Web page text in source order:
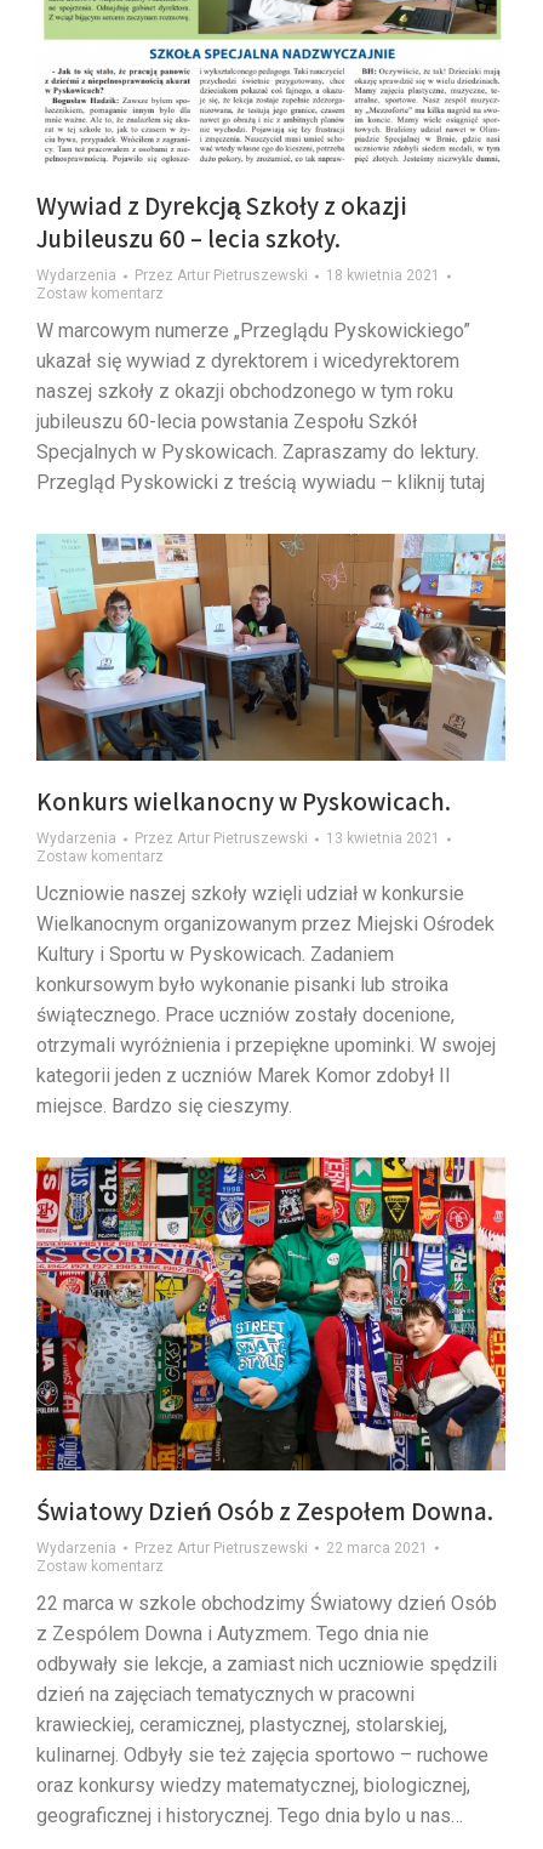
Wywiad z Dyrekcją Szkoły z okazji
Jubileuszu 60 – lecia szkoły.
Wydarzenia Przez Artur Pietruszewski
18 kwietnia 2021
Zostaw komentarz
W marcowym numerze „Przeglądu Pyskowickiego”
ukazał się wywiad z dyrektorem i wicedyrektorem
naszej szkoły z okazji obchodzonego w tym roku
jubileuszu 60-lecia powstania Zespołu Szkół
Specjalnych w Pyskowicach. Zapraszamy do lektury.
Przegląd Pyskowicki z treścią wywiadu – kliknij tutaj
Konkurs wielkanocny w Pyskowicach.
Wydarzenia Przez Artur Pietruszewski
13 kwietnia 2021
Zostaw komentarz
Uczniowie naszej szkoły wzięli udział w konkursie
Wielkanocnym organizowanym przez Miejski Ośrodek
Kultury i Sportu w Pyskowicach. Zadaniem
konkursowym było wykonanie pisanki lub stroika
świątecznego. Prace uczniów zostały docenione,
otrzymali wyróżnienia i przepiękne upominki. W swojej
kategorii jeden z uczniów Marek Komor zdobył II
miejsce. Bardzo się cieszymy.
Światowy Dzień Osób z Zespołem Downa.
Wydarzenia Przez Artur Pietruszewski
22 marca 2021
Zostaw komentarz
22 marca w szkole obchodzimy Światowy dzień Osób
z Zespólem Downa i Autyzmem. Tego dnia nie
odbywały sie lekcje, a zamiast nich uczniowie spędzili
dzień na zajęciach tematycznych w pracowni
krawieckiej, ceramicznej, plastycznej, stolarskiej,
kulinarnej. Odbyły sie też zajęcia sportowo – ruchowe
oraz konkursy wiedzy matematycznej, biologicznej,
geograficznej i historycznej. Tego dnia bylo u nas…